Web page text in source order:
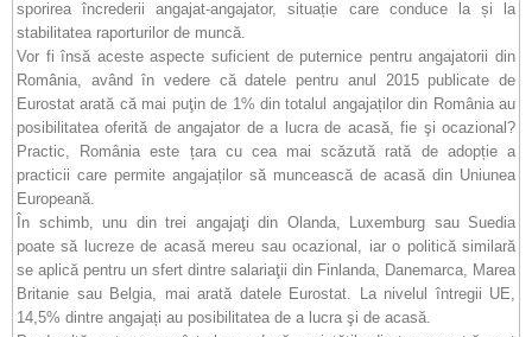
sporirea încrederii angajat-angajator, situație care conduce la și la
stabilitatea raporturilor de muncă.
Vor fi însă aceste aspecte suficient de puternice pentru angajatorii din
România, având în vedere că datele pentru anul 2015 publicate de
Eurostat arată că mai puţin de 1% din totalul angajaților din România au
posibilitatea oferită de angajator de a lucra de acasă, fie şi ocazional?
Practic, România este țara cu cea mai scăzută rată de adopție a
practicii care permite angajaților să muncească de acasă din Uniunea
Europeană.
În schimb, unu din trei angajaţi din Olanda, Luxemburg sau Suedia
poate să lucreze de acasă mereu sau ocazional, iar o politică similară
se aplică pentru un sfert dintre salariaţii din Finlanda, Danemarca, Marea
Britanie sau Belgia, mai arată datele Eurostat. La nivelul întregii UE,
14,5% dintre angajați au posibilitatea de a lucra şi de acasă.